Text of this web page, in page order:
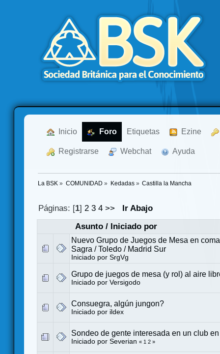
Inicio Foro Etiquetas Ezine
Registrarse Webchat Ayuda
La BSK » COMUNIDAD » Kedadas» Castilla la Mancha
Páginas: [1]2 3 4 >>
Ir Abajo
Asunto/ Iniciado por
Nuevo Grupo de Juegos de Mesa en
Sagra / Toledo / Madrid Sur
Iniciado por SrgVg
Grupo de juegos de mesa (y rol) al aire
Iniciado por Versigodo
Consuegra, algún jungon?
Iniciado por ildex
Sondeo de gente interesada en un club
Iniciado por Severian « 1 2 »